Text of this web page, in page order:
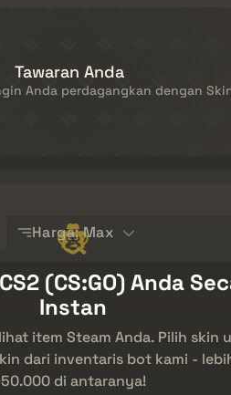
Tawaran Anda
Anda perdagangkan dengan
Harga: Max
(CS:GO) Anda
Instan
item Steam Anda. Pilih skin
dari inventaris bot kami -
50.000 di antaranya!